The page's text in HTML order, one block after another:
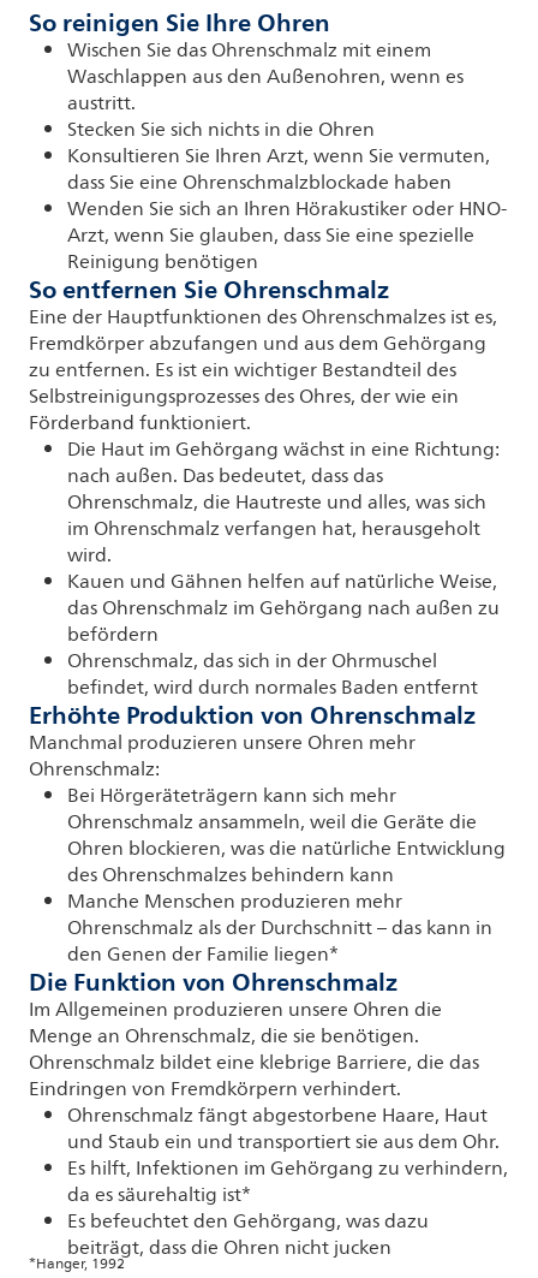
So reinigen Sie Ihre Ohren
Wischen Sie das Ohrenschmalz mit einem
Waschlappen aus den Außenohren, wenn es
austritt.
Stecken Sie sich nichts in die Ohren
Konsultieren Sie Ihren Arzt, wenn Sie vermuten,
dass Sie eine Ohrenschmalzblockade haben
Wenden Sie sich an Ihren Hörakustiker oder HNO-
Arzt, wenn Sie glauben, dass Sie eine spezielle
Reinigung benötigen
So entfernen Sie Ohrenschmalz
Eine der Hauptfunktionen des Ohrenschmalzes ist es,
Fremdkörper abzufangen und aus dem Gehörgang
zu entfernen. Es ist ein wichtiger Bestandteil des
Selbstreinigungsprozesses des Ohres, der wie ein
Förderband funktioniert.
Die Haut im Gehörgang wächst in eine Richtung:
nach außen. Das bedeutet, dass das
Ohrenschmalz, die Hautreste und alles, was sich
im Ohrenschmalz verfangen hat, herausgeholt
wird.
Kauen und Gähnen helfen auf natürliche Weise,
das Ohrenschmalz im Gehörgang nach außen zu
befördern
Ohrenschmalz, das sich in der Ohrmuschel
befindet, wird durch normales Baden entfernt
Erhöhte Produktion von Ohrenschmalz
Manchmal produzieren unsere Ohren mehr
Ohrenschmalz:
Bei Hörgeräteträgern kann sich mehr
Ohrenschmalz ansammeln, weil die Geräte die
Ohren blockieren, was die natürliche Entwicklung
des Ohrenschmalzes behindern kann
Manche Menschen produzieren mehr
Ohrenschmalz als der Durchschnitt – das kann in
den Genen der Familie liegen*
Die Funktion von Ohrenschmalz
Im Allgemeinen produzieren unsere Ohren die
Menge an Ohrenschmalz, die sie benötigen.
Ohrenschmalz bildet eine klebrige Barriere, die das
Eindringen von Fremdkörpern verhindert.
Ohrenschmalz fängt abgestorbene Haare, Haut
und Staub ein und transportiert sie aus dem Ohr.
Es hilft, Infektionen im Gehörgang zu verhindern,
da es säurehaltig ist*
Es befeuchtet den Gehörgang, was dazu
beiträgt, dass die Ohren nicht jucken
*Hanger, 1992